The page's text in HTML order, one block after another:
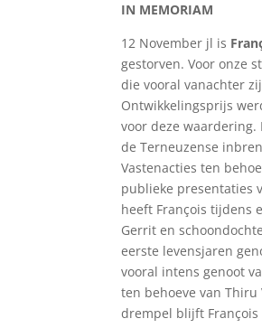
IN MEMORIAM
12 November jl is
gestorven. Voor onze
die vooral vanachter
Ontwikkelingsprijs
voor deze
de Terneuzense
Vastenacties ten
publieke presentaties
heeft François tijdens
Gerrit en
eerste levensjaren
vooral intens genoot
ten behoeve van
drempel blijft